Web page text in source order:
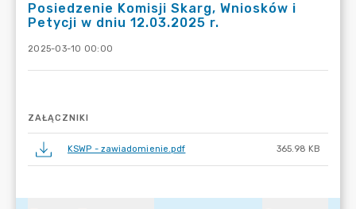
Posiedzenie Komisji Skarg, Wniosków i
Petycji w dniu 12.03.2025 r.
2025-03-10 00:00
ZAŁĄCZNIKI
KSWP - zawiadomienie.pdf 365.98 KB